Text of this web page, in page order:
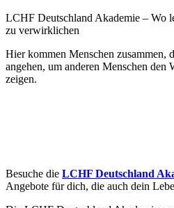
LCHF Deutschland Akademie – Wo
zu verwirklichen
Hier kommen Menschen zusammen,
angehen, um anderen Menschen den
zeigen.
Besuche die LCHF Deutschland
Angebote für dich, die auch dein